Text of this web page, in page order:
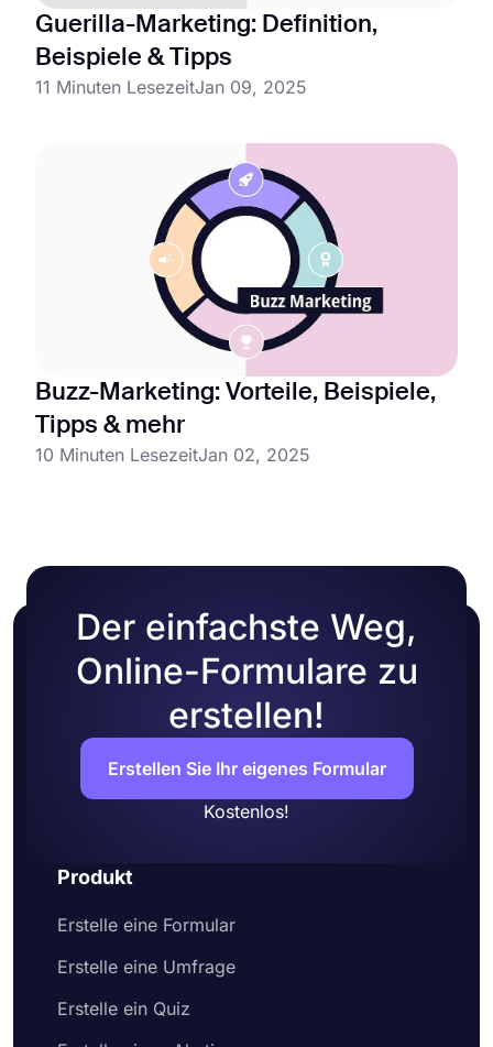
Guerilla-Marketing: Definition,
Beispiele & Tipps
11 Minuten LesezeitJan 09, 2025
Buzz-Marketing: Vorteile, Beispiele,
Tipps & mehr
10 Minuten LesezeitJan 02, 2025
Der einfachste Weg,
Online-Formulare zu
erstellen!
Erstellen Sie Ihr eigenes Formular
Kostenlos!
Produkt
Erstelle eine Formular
Erstelle eine Umfrage
Erstelle ein Quiz